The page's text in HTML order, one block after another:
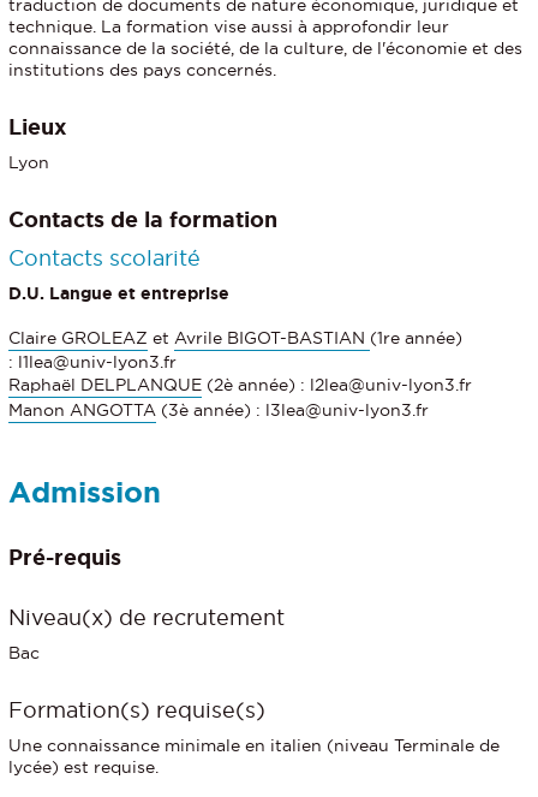
traduction de documents de nature économique, juridique et
technique. La formation vise aussi à approfondir leur
connaissance de la société, de la culture, de l'économie et des
institutions des pays concernés.
Lieux
Lyon
Contacts de la formation
Contacts scolarité
D.U. Langue et entreprise
Claire GROLEAZ et Avrile BIGOT-BASTIAN (1re année)
: l1lea@univ-lyon3.fr
Raphaël DELPLANQUE (2è année) : l2lea@univ-lyon3.fr
Manon ANGOTTA (3è année) : l3lea@univ-lyon3.fr
Admission
Pré-requis
Niveau(x) de recrutement
Bac
Formation(s) requise(s)
Une connaissance minimale en italien (niveau Terminale de
lycée) est requise.